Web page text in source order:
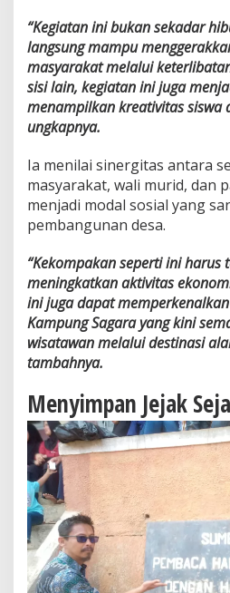
“Kegiatan ini bukan sekadar
langsung mampu
masyarakat melalui
sisi lain, kegiatan ini juga
menampilkan kreativitas siswa
ungkapnya.
Ia menilai sinergitas antara
masyarakat, wali murid, dan
menjadi modal sosial yang
pembangunan desa.
“Kekompakan seperti ini harus
meningkatkan aktivitas
ini juga dapat
Kampung Sagara yang kini
wisatawan melalui destinasi
tambahnya.
Menyimpan Jejak